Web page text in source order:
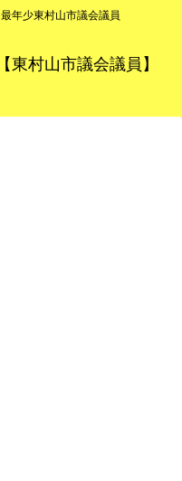
年少東村山市議会議員
東村山市議会議員】